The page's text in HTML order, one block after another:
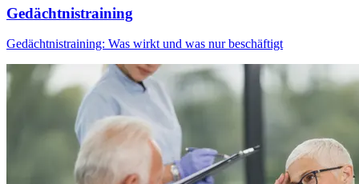
Gedächtnistraining
Gedächtnistraining: Was wirkt und was nur beschäftigt